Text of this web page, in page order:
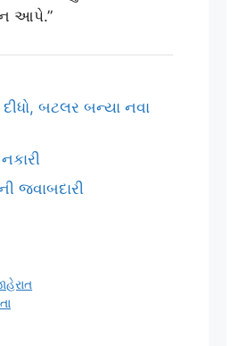
આપે.”
બટલર બન્યા નવા
જવાબદારી